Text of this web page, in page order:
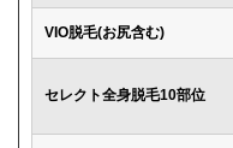
VIO脱毛(お尻含む)
セレクト全身脱毛10部位